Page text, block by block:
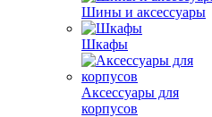
Шины и аксессуары
Шкафы
Аксессуары для
корпусов